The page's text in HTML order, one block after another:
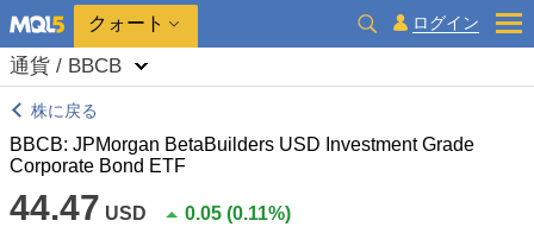
クォート ログイン
通貨 / BBCB
株に戻る
BBCB: JPMorgan BetaBuilders USD Investment Grade
Corporate Bond ETF
44.47 USD 0.05 (0.11%)